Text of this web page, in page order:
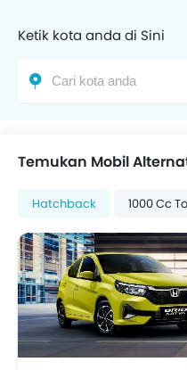
Ketik kota anda di Sini
Temukan Mobil
Hatchback 1000 Cc